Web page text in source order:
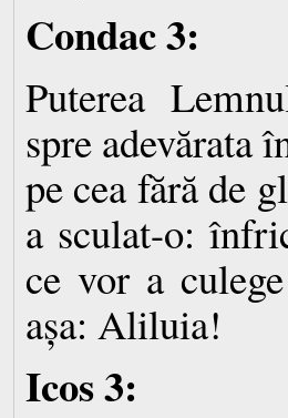
Condac 3:
Puterea
spre adevărata
pe cea fără de
a sculat-o:
ce vor a
așa: Aliluia!
Icos 3: